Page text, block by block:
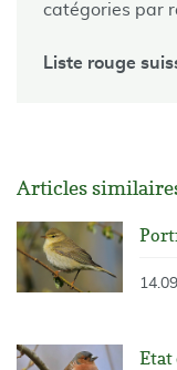
catégories par
Liste rouge
Articles
Etat